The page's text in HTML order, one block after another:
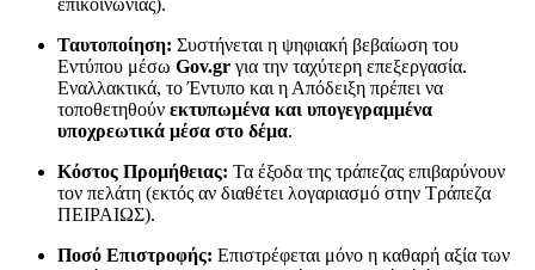
επικοινωνίας).
Ταυτοποίηση: Συστήνεται η ψηφιακή βεβαίωση του
Εντύπου μέσω Gov.gr για την ταχύτερη επεξεργασία.
Εναλλακτικά, το Έντυπο και η Απόδειξη πρέπει να
τοποθετηθούν εκτυπωμένα και υπογεγραμμένα
υποχρεωτικά μέσα στο δέμα.
Κόστος Προμήθειας: Τα έξοδα της τράπεζας επιβαρύνουν
τον πελάτη (εκτός αν διαθέτει λογαριασμό στην Τράπεζα
ΠΕΙΡΑΙΩΣ).
Ποσό Επιστροφής: Επιστρέφεται μόνο η καθαρή αξία των